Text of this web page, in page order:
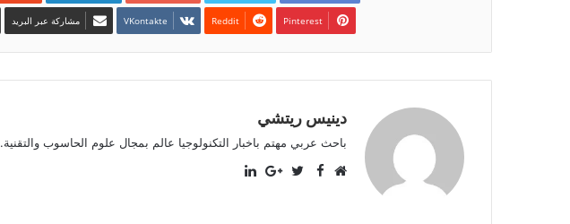
Pinterest مشاركة عبر البريد
دينيس ريتشي
باحث عربي مهتم باخبار التكنولوجيا عالم بمجال علوم الحاسوب والتقنية.
Facebook